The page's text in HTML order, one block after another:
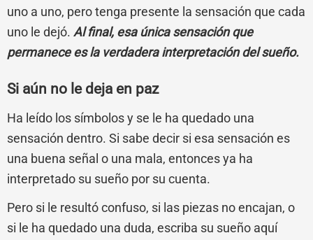
uno a uno, pero tenga presente la sensación que cada
uno le dejó. Al final, esa única sensación que
permanece es la verdadera interpretación del sueño.
Si aún no le deja en paz
Ha leído los símbolos y se le ha quedado una
sensación dentro. Si sabe decir si esa sensación es
una buena señal o una mala, entonces ya ha
interpretado su sueño por su cuenta.
Pero si le resultó confuso, si las piezas no encajan, o
si le ha quedado una duda, escriba su sueño aquí